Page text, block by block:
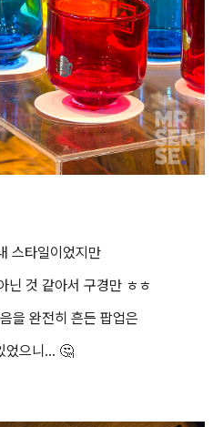
스타일이었지만
닌 것 같아서 구경만 ㅎㅎ
을 완전히 흔든 팝업은
었으니... 🤔